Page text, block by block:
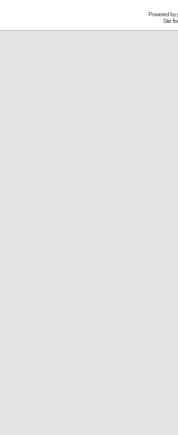
Powered by
Site